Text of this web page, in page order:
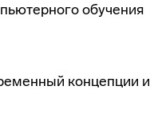
обучения
концепции и